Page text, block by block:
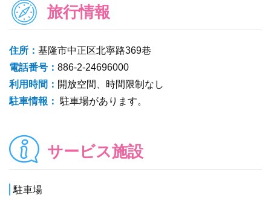
旅行情報
住所： 基隆市中正区北寧路369巷
電話番号： 886-2-24696000
利用時間： 開放空間、時間限制なし
駐車情報： 駐車場があります。
サービス施設
駐車場